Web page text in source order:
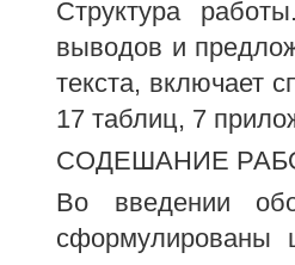
Структура
выводов и
текста, включает
17 таблиц, 7
СОДЕШАНИЕ
Во введении
сформулированы